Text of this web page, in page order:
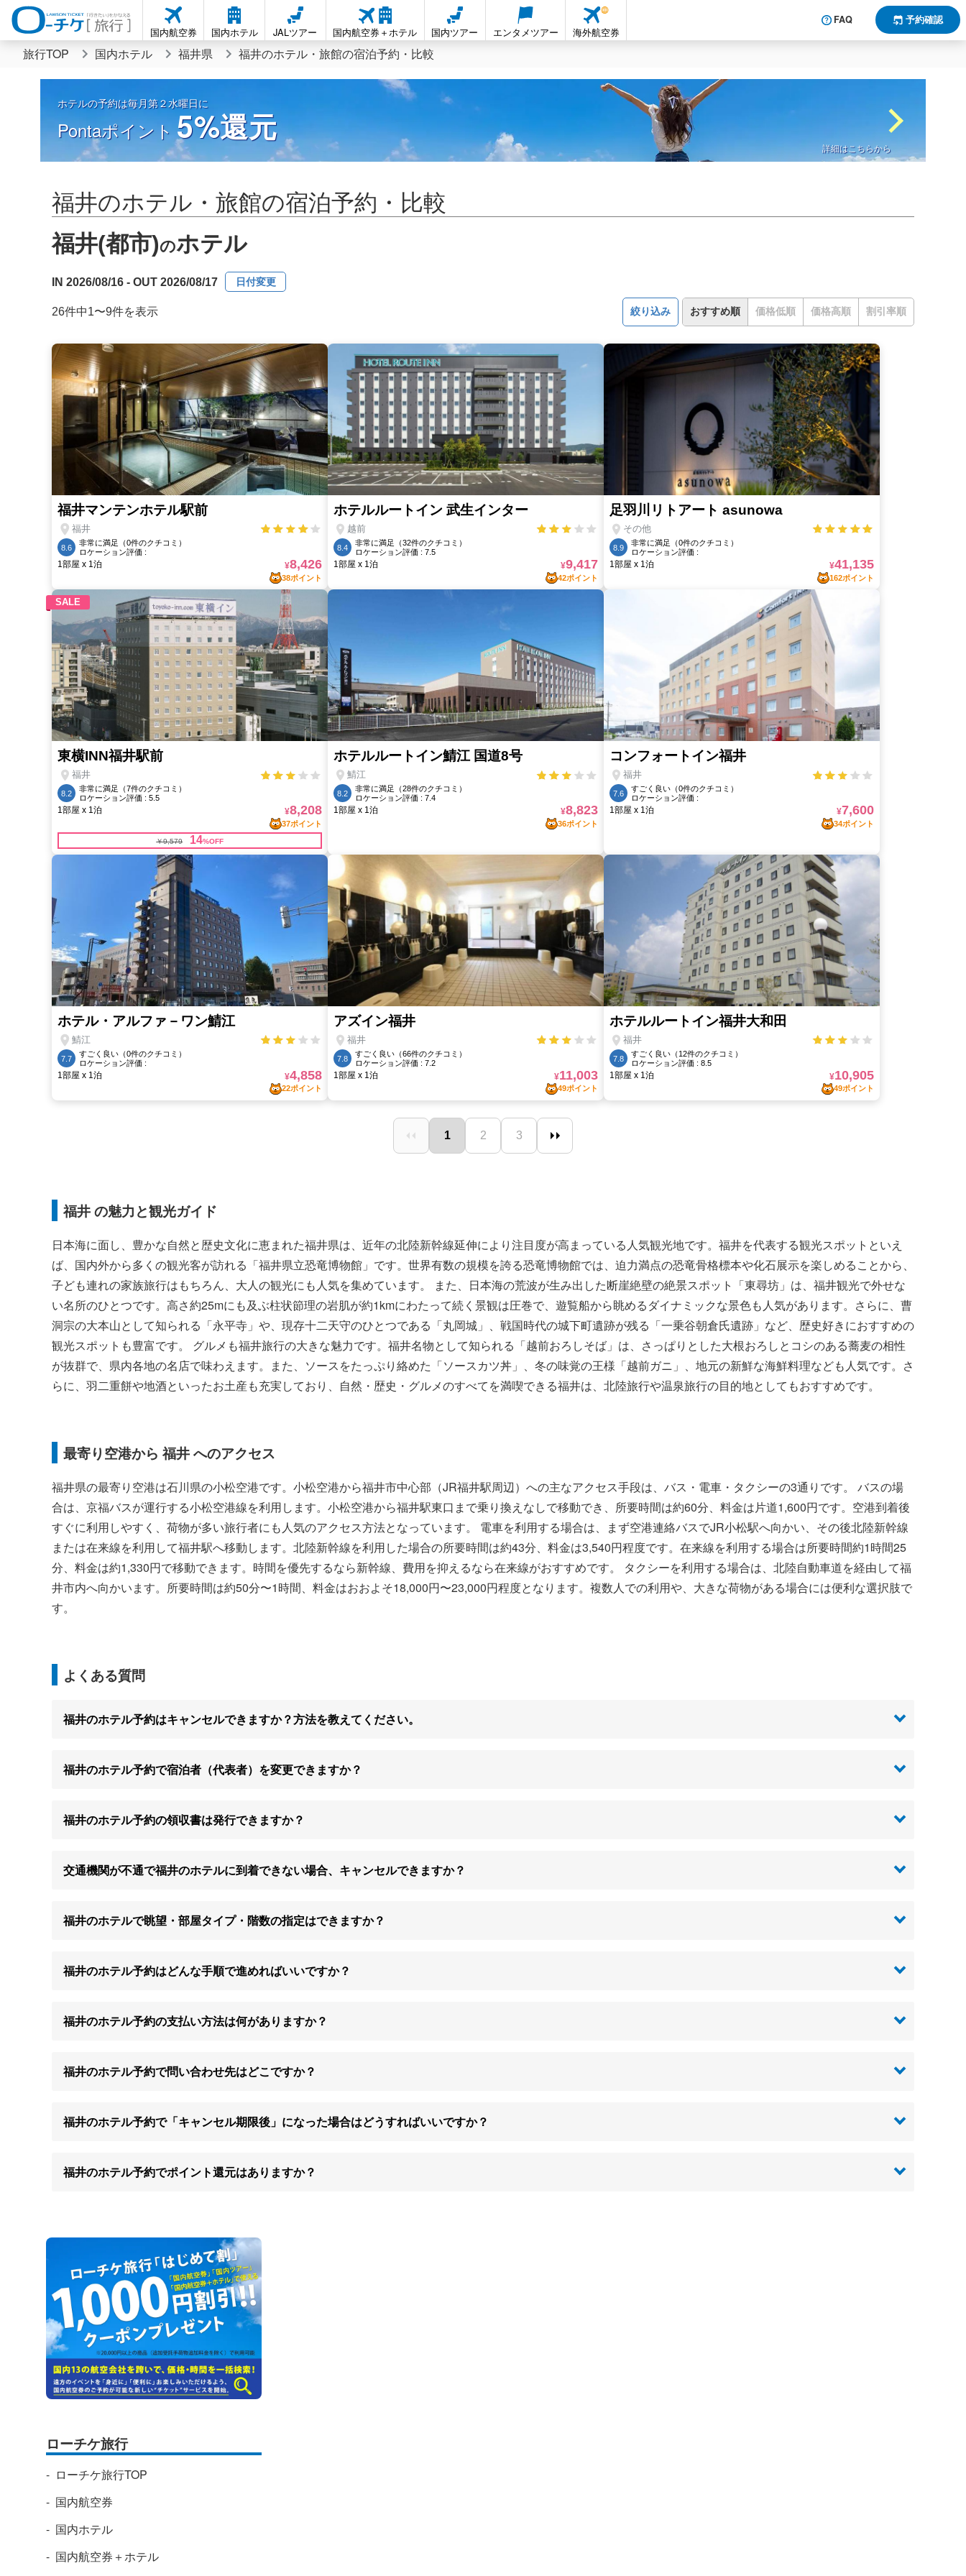
国内航空券 国内ホテル JALツアー 国内航空券＋ホテル 国内ツアー エンタメツアー 海外航空券
FAQ 予約確認
旅行TOP 国内ホテル 福井県 福井のホテル・旅館の宿泊予約・比較
ホテルの予約は毎月第２水曜日に
Pontaポイント5%還元
詳細はこちらから
福井のホテル・旅館の宿泊予約・比較
福井(都市)
福井 の魅力と観光ガイド
日本海に面し、豊かな自然と歴史文化に恵まれた福井県は、近年の北陸新幹線延伸により注目度が高まっている人気観光地です。福井を代表する観光スポットといえ
ば、国内外から多くの観光客が訪れる「福井県立恐竜博物館」です。世界有数の規模を誇る恐竜博物館では、迫力満点の恐竜骨格標本や化石展示を楽しめることから、
子ども連れの家族旅行はもちろん、大人の観光にも人気を集めています。 また、日本海の荒波が生み出した断崖絶壁の絶景スポット「東尋坊」は、福井観光で外せな
い名所のひとつです。高さ約25mにも及ぶ柱状節理の岩肌が約1kmにわたって続く景観は圧巻で、遊覧船から眺めるダイナミックな景色も人気があります。さらに、曹
洞宗の大本山として知られる「永平寺」や、現存十二天守のひとつである「丸岡城」、戦国時代の城下町遺跡が残る「一乗谷朝倉氏遺跡」など、歴史好きにおすすめの
観光スポットも豊富です。 グルメも福井旅行の大きな魅力です。福井名物として知られる「越前おろしそば」は、さっぱりとした大根おろしとコシのある蕎麦の相性
が抜群で、県内各地の名店で味わえます。また、ソースをたっぷり絡めた「ソースカツ丼」、冬の味覚の王様「越前ガニ」、地元の新鮮な海鮮料理なども人気です。さ
らに、羽二重餅や地酒といったお土産も充実しており、自然・歴史・グルメのすべてを満喫できる福井は、北陸旅行や温泉旅行の目的地としてもおすすめです。
最寄り空港から 福井 へのアクセス
福井県の最寄り空港は石川県の小松空港です。小松空港から福井市中心部（JR福井駅周辺）への主なアクセス手段は、バス・電車・タクシーの3通りです。 バスの場
合は、京福バスが運行する小松空港線を利用します。小松空港から福井駅東口まで乗り換えなしで移動でき、所要時間は約60分、料金は片道1,600円です。空港到着後
すぐに利用しやすく、荷物が多い旅行者にも人気のアクセス方法となっています。 電車を利用する場合は、まず空港連絡バスでJR小松駅へ向かい、その後北陸新幹線
または在来線を利用して福井駅へ移動します。北陸新幹線を利用した場合の所要時間は約43分、料金は3,540円程度です。在来線を利用する場合は所要時間約1時間25
分、料金は約1,330円で移動できます。時間を優先するなら新幹線、費用を抑えるなら在来線がおすすめです。 タクシーを利用する場合は、北陸自動車道を経由して福
井市内へ向かいます。所要時間は約50分〜1時間、料金はおおよそ18,000円〜23,000円程度となります。複数人での利用や、大きな荷物がある場合には便利な選択肢で
す。
よくある質問
福井のホテル予約はキャンセルできますか？方法を教えてください。
福井のホテル予約で宿泊者（代表者）を変更できますか？
福井のホテル予約の領収書は発行できますか？
交通機関が不通で福井のホテルに到着できない場合、キャンセルできますか？
福井のホテルで眺望・部屋タイプ・階数の指定はできますか？
福井のホテル予約はどんな手順で進めればいいですか？
福井のホテル予約の支払い方法は何がありますか？
福井のホテル予約で問い合わせ先はどこですか？
福井のホテル予約で「キャンセル期限後」になった場合はどうすればいいですか？
福井のホテル予約でポイント還元はありますか？
ローチケ旅行
ローチケ旅行TOP
国内航空券
国内ホテル
国内航空券＋ホテル